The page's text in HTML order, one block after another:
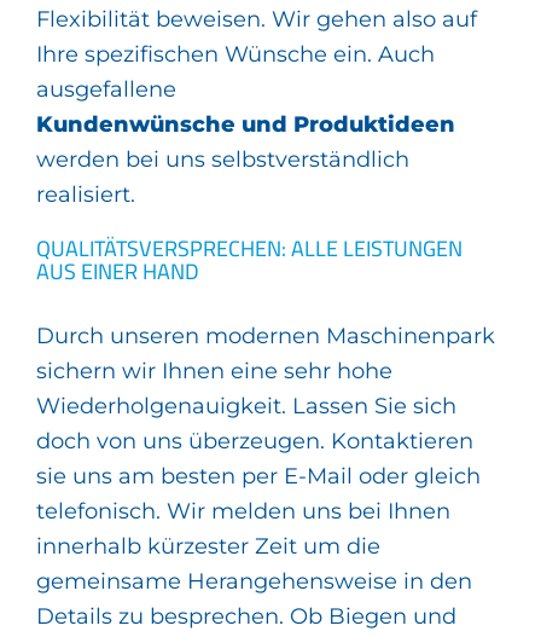
Flexibilität beweisen. Wir gehen also auf
Ihre spezifischen Wünsche ein. Auch
ausgefallene
Kundenwünsche und Produktideen
werden bei uns selbstverständlich
realisiert.
QUALITÄTSVERSPRECHEN: ALLE LEISTUNGEN
AUS EINER HAND
Durch unseren modernen Maschinenpark
sichern wir Ihnen eine sehr hohe
Wiederholgenauigkeit. Lassen Sie sich
doch von uns überzeugen. Kontaktieren
sie uns am besten per E-Mail oder gleich
telefonisch. Wir melden uns bei Ihnen
innerhalb kürzester Zeit um die
gemeinsame Herangehensweise in den
Details zu besprechen. Ob Biegen und